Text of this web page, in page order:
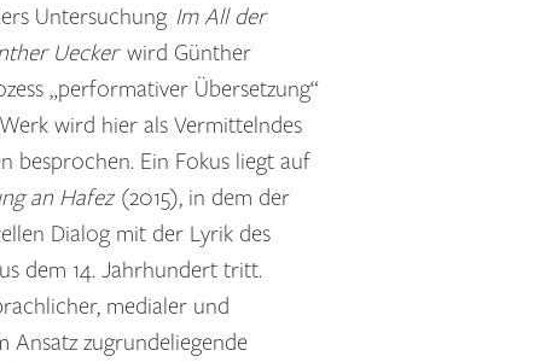
Untersuchung Im All der
Uecker wird Günther
„performativer Übersetzung“
wird hier als Vermittelndes
besprochen. Ein Fokus liegt auf
an Hafez(2015), in dem der
Dialog mit der Lyrik des
dem 14. Jahrhundert tritt.
medialer und
Ansatz zugrundeliegende